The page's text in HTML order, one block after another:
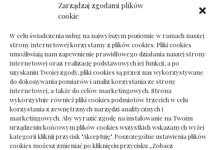
Zarządzaj zgodami plików
cookie
W celu świadczenia usług na najwyższym poziomie w ramach naszej
strony internetowej korzystamy z plików cookies. Pliki cookies
umożliwiają nam zapewnienie prawidłowego działania naszej strony
internetowej oraz realizację podstawowych jej funkcji, a po
uzyskaniu Twojej zgody, pliki cookies są przez nas wykorzystywane
do dokonywania pomiarów i analiz korzystania ze strony
internetowej, a także do celów marketingowych. Strona
wykorzystuje również pliki cookies podmiotów trzecich w celu
korzystania z zewnętrznych narzędzi analitycznych i
marketingowych. Aby wyrazić zgodę na instalowanie na Twoim
urządzeniu końcowym plików cookies wszystkich wskazanych wyżej
kategorii kliknij przycisk "Akceptuję". Poszczególne ustawienia plików
cookies możesz zmieniać po kliknięciu przycisku „Zobacz
Dokumenty do odbioru przy zmianie biura
Deska podłogowa do salonu: jak wybrać bez
pośpiechu